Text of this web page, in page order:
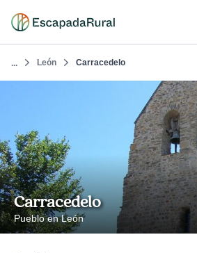
... León Carracedelo
Carracedelo
Pueblo en León